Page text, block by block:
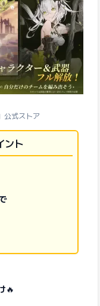
公式ストア
ント
🔥